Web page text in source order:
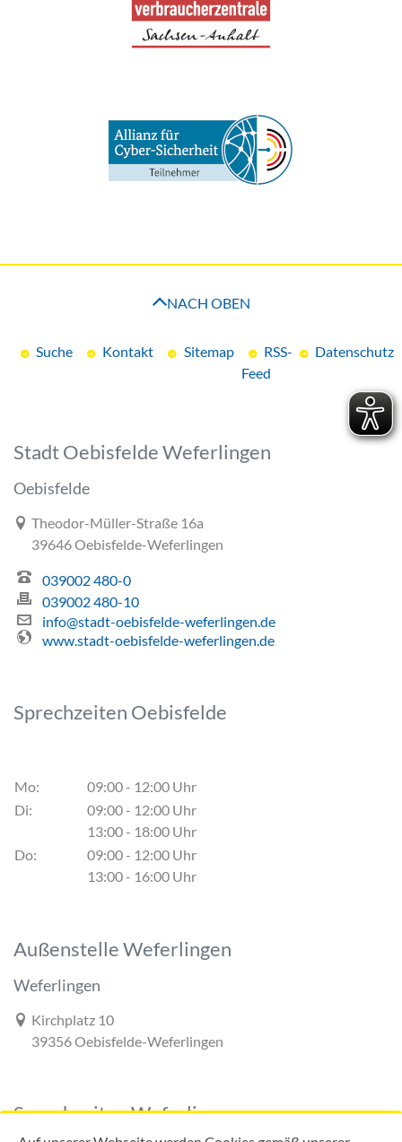
Suche Kontakt Sitemap
RSS-
Feed
Datenschutz
NACH OBEN
Stadt Oebisfelde Weferlingen
Oebisfelde
Link zur Google-Maps Navigation
Theodor-Müller-Straße 16a
39646 Oebisfelde-Weferlingen
039002 480-0
039002 480-10
info@stadt-oebisfelde-weferlingen.de
www.stadt-oebisfelde-weferlingen.de
Sprechzeiten Oebisfelde
Mo:
09:00 - 12:00 Uhr
Di:
09:00 - 12:00 Uhr
13:00 - 18:00 Uhr
Do:
09:00 - 12:00 Uhr
13:00 - 16:00 Uhr
Außenstelle Weferlingen
Weferlingen
Link zur Google-Maps Navigation
Kirchplatz 10
39356 Oebisfelde-Weferlingen
Sprechzeiten Weferlingen